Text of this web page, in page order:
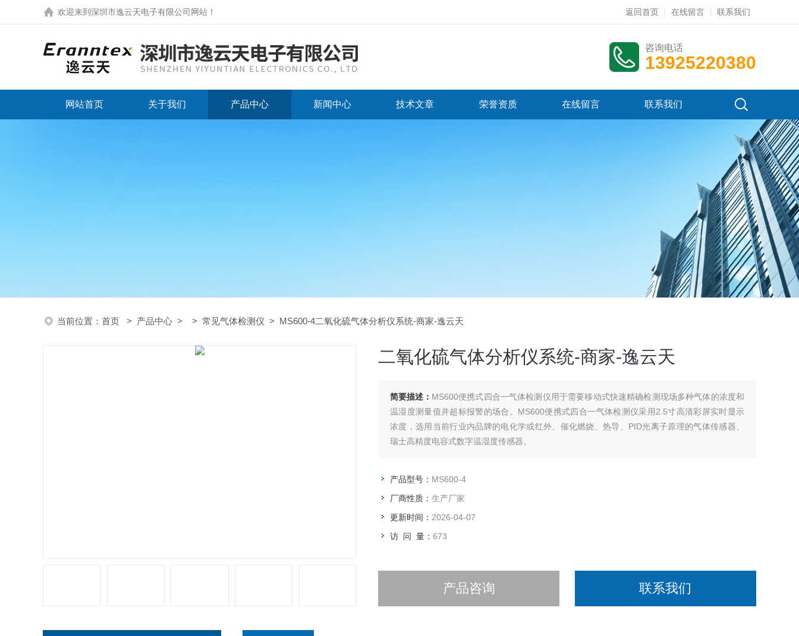
欢迎来到 深圳市逸云天电子有限公司网站 ！ 返回首页 在线留言 联系我们
咨询电话
13925220380
网站首页 关于我们 产品中心 新闻中心 技术文章 荣誉资质 在线留言 联系我们
当前位置： 首页 > 产品中心 > > 常见气体检测仪 > MS600-4二氧化硫气体分析仪系统-商家-逸云天
二氧化硫气体分析仪系统-商家-逸云天
简要描述： MS600便携式四合一气体检测仪用于需要移动式快速精确检测现场多种气体的浓度和
温湿度测量值并超标报警的场合。MS600便携式四合一气体检测仪采用2.5寸高清彩屏实时显示
浓度，选用当前行业内品牌的电化学或红外、催化燃烧、热导、PID光离子原理的气体传感器、
瑞士高精度电容式数字温湿度传感器。
产品型号： MS600-4
厂商性质： 生产厂家
更新时间： 2026-04-07
访 问 量： 673
产品咨询 联系我们